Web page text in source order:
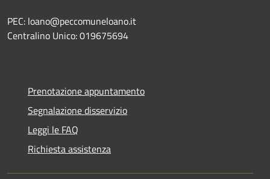
PEC: loano@peccomuneloano.it
Centralino Unico: 019675694
Prenotazione appuntamento
Segnalazione disservizio
Leggi le FAQ
Richiesta assistenza